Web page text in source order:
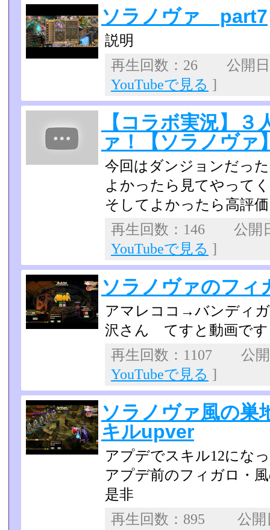
ソラノヴァ part7
説明
再生回数：26 公開
YouTubeで見る ]
【コラボ実況】
ァ！【ソラノヴァ
今回はダンジョンだっ
よかったら見てやって
そしてよかったら高評
再生回数：146 公開
YouTubeで見る ]
ソラノヴァのフィ
アマレココ→バンディ
沢さん てすと動画で
再生回数：1107 公
YouTubeで見る ]
ソラノヴァ風の
キルupver
アプデでスキル12にな
アプデ前のフィガロ・
是非
再生回数：895 公